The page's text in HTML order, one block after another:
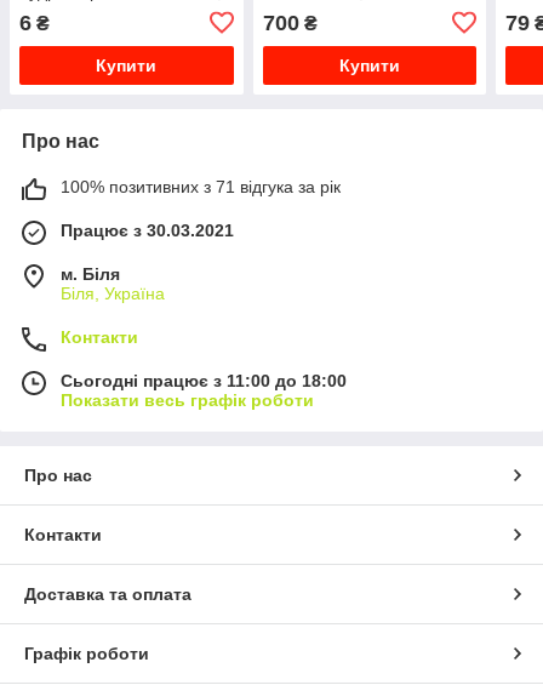
6 ₴
Купити
700₴
Купити
79
Про нас
100% позитивних з 71 відгука за рік
Працює з 30.03.2021
м. Біля
Біля, Україна
Контакти
Сьогодні працює з 11:00 до 18:00
Показати весь графік роботи
Про нас
Контакти
Доставка та оплата
Графік роботи